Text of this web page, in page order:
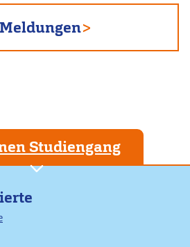
Studiengang